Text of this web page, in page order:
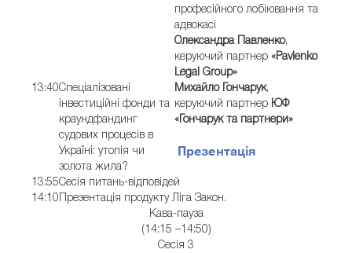
професійного лобіювання та
адвокасі
Олександра Павленко,
керуючий партнер «Pavlenko
Legal Group»
13:40Спеціалізовані
інвестиційні фонди та
краундфандинг
судових процесів в
Україні: утопія чи
золота жила?
Михайло Гончарук,
керуючий партнер ЮФ
«Гончарук та партнери»
Презентація
13:55Сесія питань-відповідей
14:10 Презентація продукту Ліга Закон.
Кава-пауза
(14:15 –14:50)
Сесія 3